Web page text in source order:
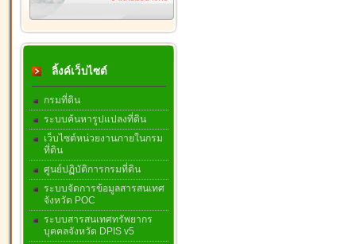
ลิ้งค์เว็บไซต์
กรมที่ดิน
ระบบค้นหารูปแปลงที่ดิน
เว็บไซต์หน่วยงานภายในกรม
ที่ดิน
ศูนย์ปฏิบัติการกรมที่ดิน
ระบบจัดการข้อมูลสารสนเทศ
จังหวัด POC
ระบบสารสนเทศทรัพยากร
บุคคลจังหวัด DPIS v5